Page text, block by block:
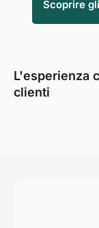
Scoprire
L'esperienza
clienti